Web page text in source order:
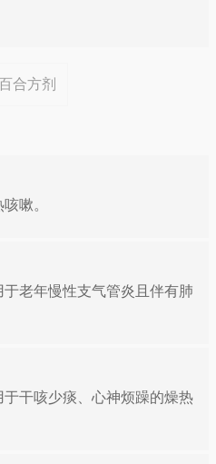
热，放入百合、薏米、芡
煮熟后，加入冰糖调味，以
芹百合
、鸡精、水淀粉各适量。百
入西芹和百合氽烫一下，过
合方剂
嗽。
老年慢性支气管炎且伴有肺
干咳少痰、心神烦躁的燥热